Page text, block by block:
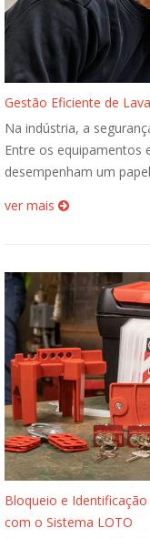
Gestão Eficiente de
Na indústria, a
Entre os equipamentos
desempenham um
ver mais
Bloqueio e
com o Sistema LOTO